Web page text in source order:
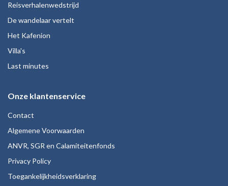
Reisverhalenwedstrijd
De wandelaar vertelt
Het Kafenion
Villa's
Last minutes
Onze klantenservice
Contact
Algemene Voorwaarden
ANVR, SGR en Calamiteitenfonds
Privacy Policy
Toegankelijkheidsverklaring